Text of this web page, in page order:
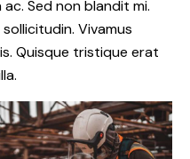
Sed non blandit mi.
Vivamus
Quisque tristique erat